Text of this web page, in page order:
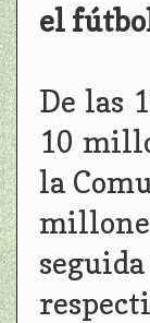
el
De las
10
la